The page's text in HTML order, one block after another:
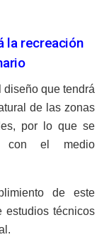
la recreación
diseño que tendrá
de las zonas
por lo que se
con el medio
de este
estudios técnicos